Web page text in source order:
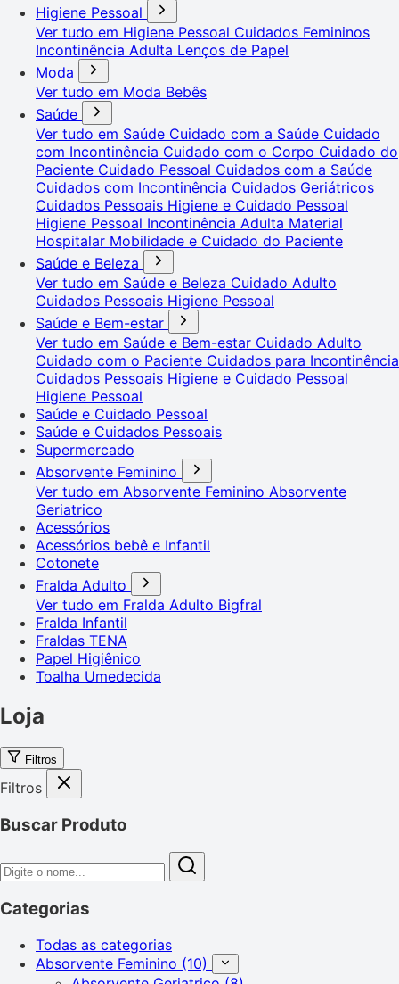
Higiene Pessoal
Ver tudo em Higiene Pessoal Cuidados Femininos
Incontinência Adulta Lenços de Papel
Moda
Ver tudo em Moda Bebês
Saúde
Ver tudo em Saúde Cuidado com a Saúde Cuidado
com Incontinência Cuidado com o Corpo Cuidado do
Paciente Cuidado Pessoal Cuidados com a Saúde
Cuidados com Incontinência Cuidados Geriátricos
Cuidados Pessoais Higiene e Cuidado Pessoal
Higiene Pessoal Incontinência Adulta Material
Hospitalar Mobilidade e Cuidado do Paciente
Saúde e Beleza
Ver tudo em Saúde e Beleza Cuidado Adulto
Cuidados Pessoais Higiene Pessoal
Saúde e Bem-estar
Ver tudo em Saúde e Bem-estar Cuidado Adulto
Cuidado com o Paciente Cuidados para Incontinência
Cuidados Pessoais Higiene e Cuidado Pessoal
Higiene Pessoal
Saúde e Cuidado Pessoal
Saúde e Cuidados Pessoais
Supermercado
Absorvente Feminino
Ver tudo em Absorvente Feminino Absorvente
Geriatrico
Acessórios
Acessórios bebê e Infantil
Cotonete
Fralda Adulto
Ver tudo em Fralda Adulto Bigfral
Fralda Infantil
Fraldas TENA
Papel Higiênico
Toalha Umedecida
Loja
Filtros
Filtros
Buscar Produto
Categorias
Todas as categorias
Absorvente Feminino (10)